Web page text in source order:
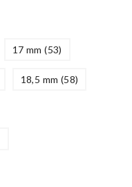
17 mm (53)
18,5 mm (58)